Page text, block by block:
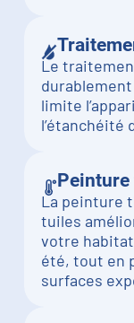
Le
limite
l’étanchéité
La peinture
tuiles
votre
été, tout en
surfaces